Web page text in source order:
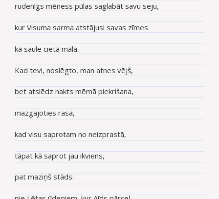
rudenīgs mēness pūlas saglabāt savu seju,
kur Visuma sarma atstājusi savas zīmes
kā saule cietā mālā.
Kad tevi, noslēgto, man atnes vējš,
bet atslēdz nakts mēmā piekrišana,
mazgājoties rasā,
kad visu saprotam no neizprastā,
tāpat kā saprot jau ikviens,
pat maziņš stāds: